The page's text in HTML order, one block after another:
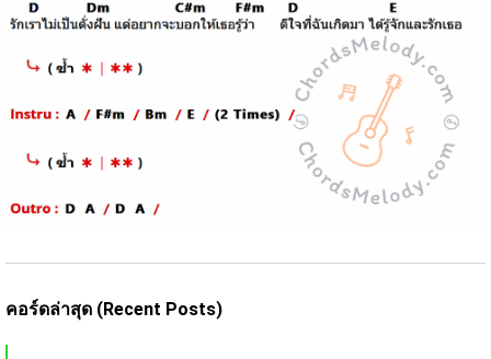
คอร์ดล่าสุด (Recent Posts)